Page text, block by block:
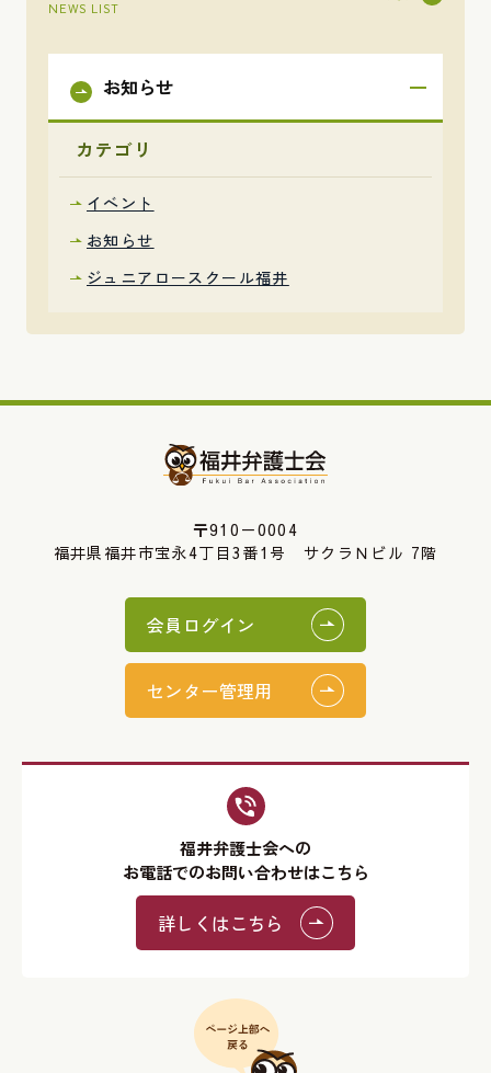
NEWS LIST
お知らせ
カテゴリ
イベント
お知らせ
ジュニアロースクール福井
〒910－0004
福井県福井市宝永4丁目3番1号 サクラＮビル 7階
会員ログイン
センター管理用
福井弁護士会への
お電話でのお問い合わせはこちら
詳しくはこちら